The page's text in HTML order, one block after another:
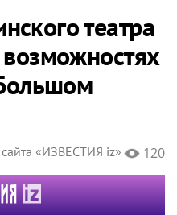
театра
сайта «ИЗВЕСТИЯ iz» 120